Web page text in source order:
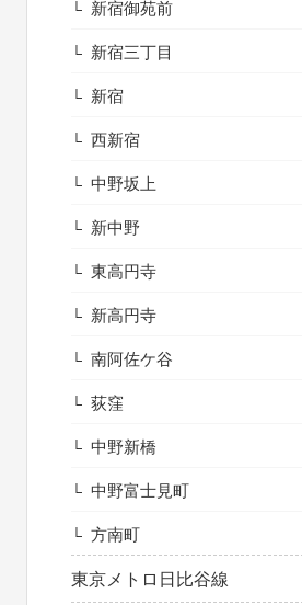
新宿御苑前
新宿三丁目
新宿
西新宿
中野坂上
新中野
東高円寺
新高円寺
南阿佐ケ谷
荻窪
中野新橋
中野富士見町
方南町
東京メトロ日比谷線